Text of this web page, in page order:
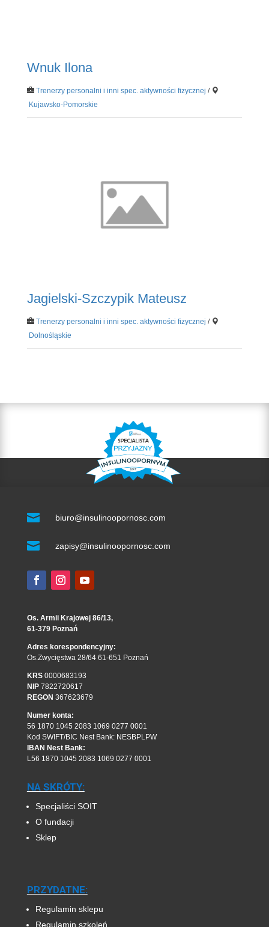
Wnuk Ilona
Trenerzy personalni i inni spec. aktywności fizycznej /
Kujawsko-Pomorskie
Jagielski-Szczypik Mateusz
Trenerzy personalni i inni spec. aktywności fizycznej /
Dolnośląskie
 biuro@insulinoopornosc.com
 zapisy@insulinoopornosc.com
Os. Armii Krajowej 86/13,
61-379 Poznań
Adres korespondencyjny:
Os.Zwycięstwa 28/64 61-651 Poznań
KRS0000683193
NIP7822720617
REGON 367623679
Numer konta:
56 1870 1045 2083 1069 0277 0001
Kod SWIFT/BIC Nest Bank: NESBPLPW
IBAN Nest Bank:
L56 1870 1045 2083 1069 0277 0001
NA SKRÓTY:
Specjaliści SOIT
O fundacji
Sklep
PRZYDATNE:
Regulamin sklepu
Regulamin szkoleń